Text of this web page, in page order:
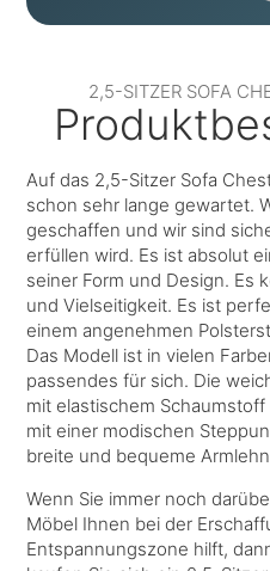
2,5-SITZER SOFA
Auf das 2,5-Sitzer Sofa
schon sehr lange gewartet.
geschaffen und wir sind
erfüllen wird. Es ist absolut
seiner Form und Design. Es
und Vielseitigkeit. Es ist
einem angenehmen
Das Modell ist in vielen
passendes für sich. Die
mit elastischem
mit einer modischen
breite und bequeme
Wenn Sie immer noch
Möbel Ihnen bei der
Entspannungszone hilft,